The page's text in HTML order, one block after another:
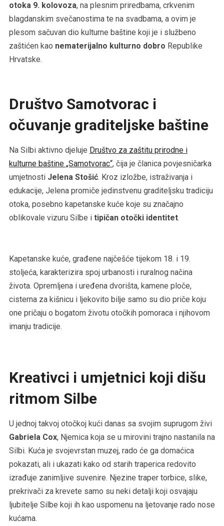
otoka 9. kolovoza, na plesnim priredbama, crkvenim
blagdanskim svečanostima te na svadbama, a ovim je
plesom sačuvan dio kulturne baštine koji je i službeno
zaštićen kao nematerijalno kulturno dobro Republike
Hrvatske.
Društvo Samotvorac i
očuvanje graditeljske baštine
Na Silbi aktivno djeluje Društvo za zaštitu prirodne i
kulturne baštine „Samotvorac“, čija je članica povjesničarka
umjetnosti Jelena Stošić. Kroz izložbe, istraživanja i
edukacije, Jelena promiče jedinstvenu graditeljsku tradiciju
otoka, posebno kapetanske kuće koje su značajno
oblikovale vizuru Silbe i tipičan otočki identitet.
Kapetanske kuće, građene najčešće tijekom 18. i 19.
stoljeća, karakterizira spoj urbanosti i ruralnog načina
života. Opremljena i uređena dvorišta, kamene ploče,
cisterna za kišnicu i ljekovito bilje samo su dio priče koju
one pričaju o bogatom životu otočkih pomoraca i njihovom
imanju tradicije.
Kreativci i umjetnici koji dišu
ritmom Silbe
U jednoj takvoj otočkoj kući danas sa svojim suprugom živi
Gabriela Cox, Njemica koja se u mirovini trajno nastanila na
Silbi. Kuća je svojevrstan muzej, rado će ga domaćica
pokazati, ali i ukazati kako od starih traperica redovito
izrađuje zanimljive suvenire. Njezine traper torbice, slike,
prekrivači za krevete samo su neki detalji koji osvajaju
ljubitelje Silbe koji ih kao uspomenu na ljetovanje rado nose
kućama.